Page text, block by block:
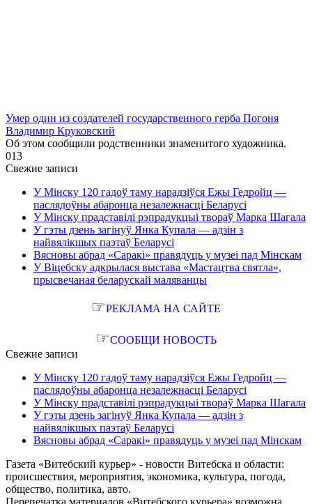
Умер один из создателей государственного герба Погоня
Владимир Круковский
Об этом сообщили родственники знаменитого художника.
013
Свежие записи
У Мінску 120 гадоў таму нарадзіўся Ежы Гедройц —
паслядоўны абаронца незалежнасці Беларусі
У Мінску прадставілі рэпрадукцыі твораў Марка Шагала
У гэты дзень загінуў Янка Купала — адзін з
найвялікшых паэтаў Беларусі
Вясновы абрад «Саракі» правядуць у музеі пад Мінскам
У Віцебску адкрылася выстава «Мастацтва святла»,
прысвечаная беларускай маляванцы
☞РЕКЛАМА НА САЙТЕ
☞СООБЩИ НОВОСТЬ
Свежие записи
У Мінску 120 гадоў таму нарадзіўся Ежы Гедройц —
паслядоўны абаронца незалежнасці Беларусі
У Мінску прадставілі рэпрадукцыі твораў Марка Шагала
У гэты дзень загінуў Янка Купала — адзін з
найвялікшых паэтаў Беларусі
Вясновы абрад «Саракі» правядуць у музеі пад Мінскам
Газета «Витебский курьер» - новости Витебска и области:
происшествия, мероприятия, экономика, культура, погода,
общество, политика, авто.
Перепечатка материалов «Витебского курьера» возможна